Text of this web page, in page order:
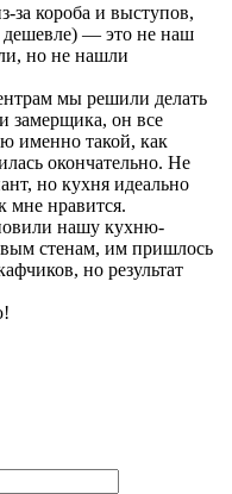
за короба и выступов,
дешевле) — это не наш
но не нашли
мы решили делать
замерщика, он все
именно такой, как
окончательно. Не
но кухня идеально
мне нравится.
нашу кухню-
стенам, им пришлось
но результат